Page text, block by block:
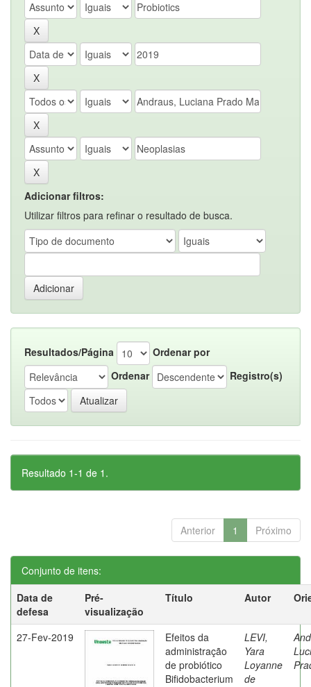
Adicionar filtros:
Utilizar filtros para refinar o resultado de busca.
Resultados/Página
Ordenar por
Ordenar
Registro(s)
Resultado 1-1 de 1.
Anterior 1 Próximo
Conjunto de itens:
Data de
defesa
Pré-
visualização
Título Autor
27-Fev-2019
Efeitos da
administração
de probiótico
Bifidobacterium
LEVI,
Yara
Loyanne
de